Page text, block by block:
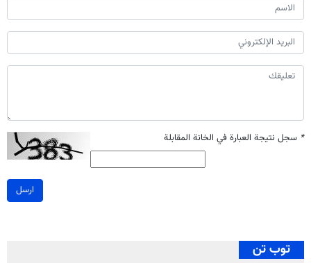
* سجل نتيجة العبارة في الخانة المقابلة
ارسل
توب تن